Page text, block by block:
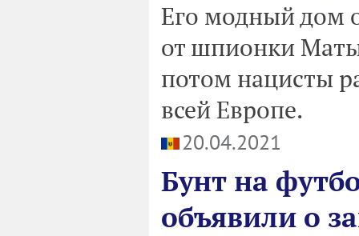
Его модный дом
от шпионки
потом нацисты
всей Европе.
20.04.2021
Бунт на
объявили о